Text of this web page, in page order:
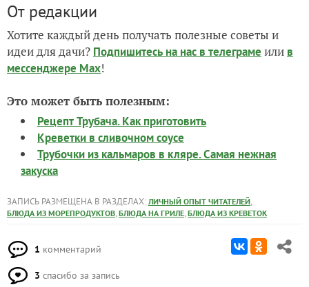
От редакции
Хотите каждый день получать полезные советы и
идеи для дачи? Подпишитесь на нас в телеграме или в
мессенджере Max!
Это может быть полезным:
Рецепт Трубача. Как приготовить
Креветки в сливочном соусе
Трубочки из кальмаров в кляре. Самая нежная
закуска
ЗАПИСЬ РАЗМЕЩЕНА В РАЗДЕЛАХ: ЛИЧНЫЙ ОПЫТ ЧИТАТЕЛЕЙ,
БЛЮДА ИЗ МОРЕПРОДУКТОВ, БЛЮДА НА ГРИЛЕ, БЛЮДА ИЗ КРЕВЕТОК
1 комментарий
3 спасибо за запись